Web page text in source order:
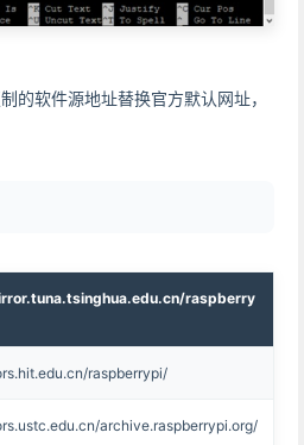
的软件源地址替换官方默认网址，
raspberry
raspberrypi/
archive.raspberrypi.org/